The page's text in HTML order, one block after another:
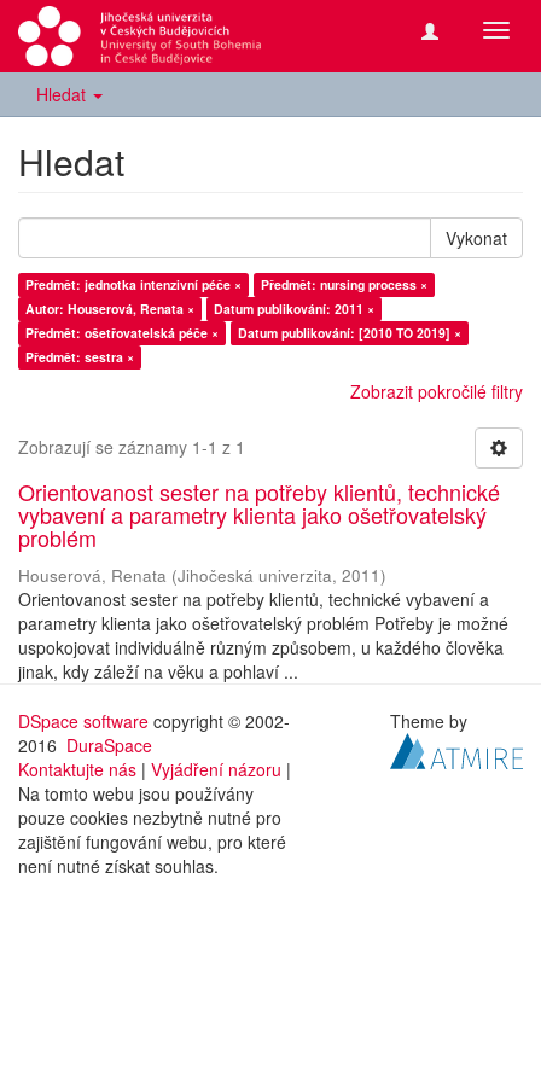
Hledat
Hledat
Vykonat
Předmět: jednotka intenzivní péče ×
Předmět: nursing process ×
Autor: Houserová, Renata ×
Datum publikování: 2011 ×
Předmět: ošetřovatelská péče ×
Datum publikování: [2010 TO 2019] ×
Předmět: sestra ×
Zobrazit pokročilé filtry
Zobrazují se záznamy 1-1 z 1
Orientovanost sester na potřeby klientů, technické
vybavení a parametry klienta jako ošetřovatelský
problém
Houserová, Renata (Jihočeská univerzita, 2011)
Orientovanost sester na potřeby klientů, technické vybavení a
parametry klienta jako ošetřovatelský problém Potřeby je možné
uspokojovat individuálně různým způsobem, u každého člověka
jinak, kdy záleží na věku a pohlaví ...
DSpace software copyright © 2002-
2016 DuraSpace
Kontaktujte nás | Vyjádření názoru |
Na tomto webu jsou používány
pouze cookies nezbytně nutné pro
zajištění fungování webu, pro které
není nutné získat souhlas.
Theme by